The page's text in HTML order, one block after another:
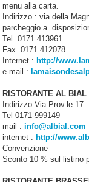
menu alla carta.
Indirizzo : via della
parcheggio a
Tel. 0171 413961
Fax. 0171 412078
Internet : http://
e-mail :
RISTORANTE AL BIAL
Indirizzo Via Prov.le 17
Tel 0171-999149 –
mail :info@albial.com
internet : http://
Convenzione
Sconto 10 % sul listino